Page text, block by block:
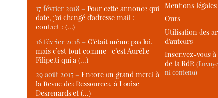
17 février 2018 –Pour cette annonce qui
date, j’ai changé d’adresse mail :
contact : (…)
16 février 2018 –C’était même pas lui,
mais c’est tout comme : c’est Aurélie
Filipetti qui a (…)
29 août 2017 –Encore un grand merci à
la Revue des Ressources, à Louise
Desrenards et (…)
Mentions légales
Ours
Utilisation des
d’auteurs
Inscrivez-vous
de la RdR
ni contenu)